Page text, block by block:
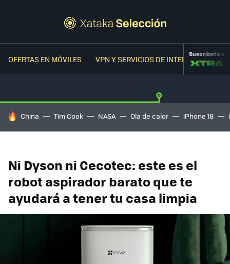
OFERTAS EN MÓVILES VPN Y SERVICIOS DE INTERNETSuscríbete a
HOY SE HABLA DE
China Tim Cook NASA Ola de calor iPhone 18
Ni Dyson ni Cecotec: este es el
robot aspirador barato que te
ayudará a tener tu casa limpia